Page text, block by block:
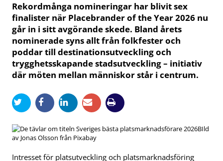
Rekordmånga nomineringar har blivit sex
finalister när Placebrander of the Year 2026 nu
går in i sitt avgörande skede. Bland årets
nominerade syns allt från folkfester och
poddar till destinationsutveckling och
trygghetsskapande stadsutveckling – initiativ
där möten mellan människor står i centrum.
BIld
av Jonas Olsson från Pixabay
Intresset för platsutveckling och platsmarknadsföring